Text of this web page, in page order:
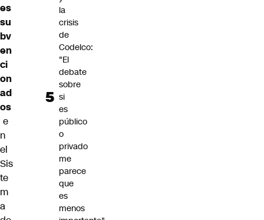
es
su
bv
en
ci
on
ad
os
e
n
el
Sis
te
m
a
la
crisis
de
Codelco:
"El
debate
sobre
si
es
público
o
privado
me
parece
que
es
menos